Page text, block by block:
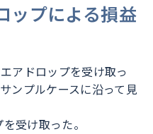
ップによる損益
アドロップを受け取っ
ンプルケースに沿って見
受け取った。